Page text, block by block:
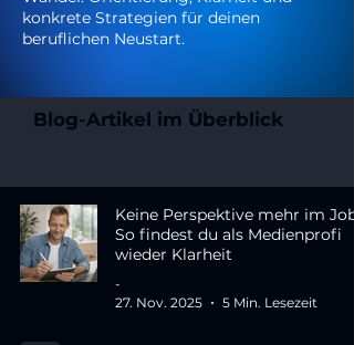
konkrete Strategien für deinen
beruflichen Neustart.
Blog-Artikel im Überblick
Keine Perspektive mehr im Job?
So findest du als Medienprofi
wieder Klarheit
-
27. Nov. 2025
5 Min. Lesezeit